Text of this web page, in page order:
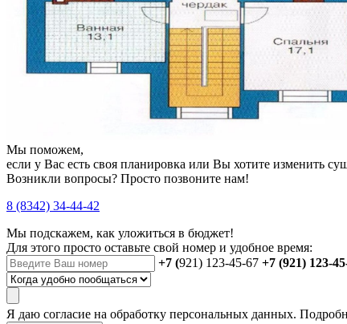
Мы поможем,
если у Вас есть своя планировка или Вы хотите изменить
Возникли вопросы? Просто позвоните нам!
8 (8342) 34-44-42
Мы подскажем, как уложиться в бюджет!
Для этого просто оставьте свой номер и удобное время:
+7 (921) 123-45-67 +7 (921) 123-
Я даю согласие на обработку персональных данных.